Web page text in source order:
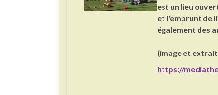
est un lieu
et l'emprunt de
également des
(image et
https://